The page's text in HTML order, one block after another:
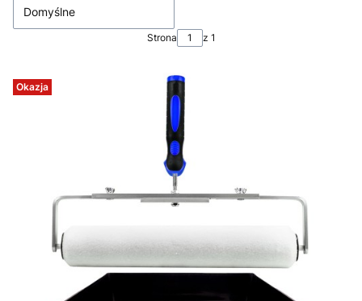
Domyślne
Strona z 1
Okazja